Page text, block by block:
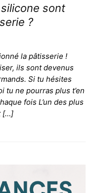
sont
?
la pâtisserie !
ils sont devenus
Si tu hésites
tu ne pourras plus t’en
fois L’un des plus
[…]